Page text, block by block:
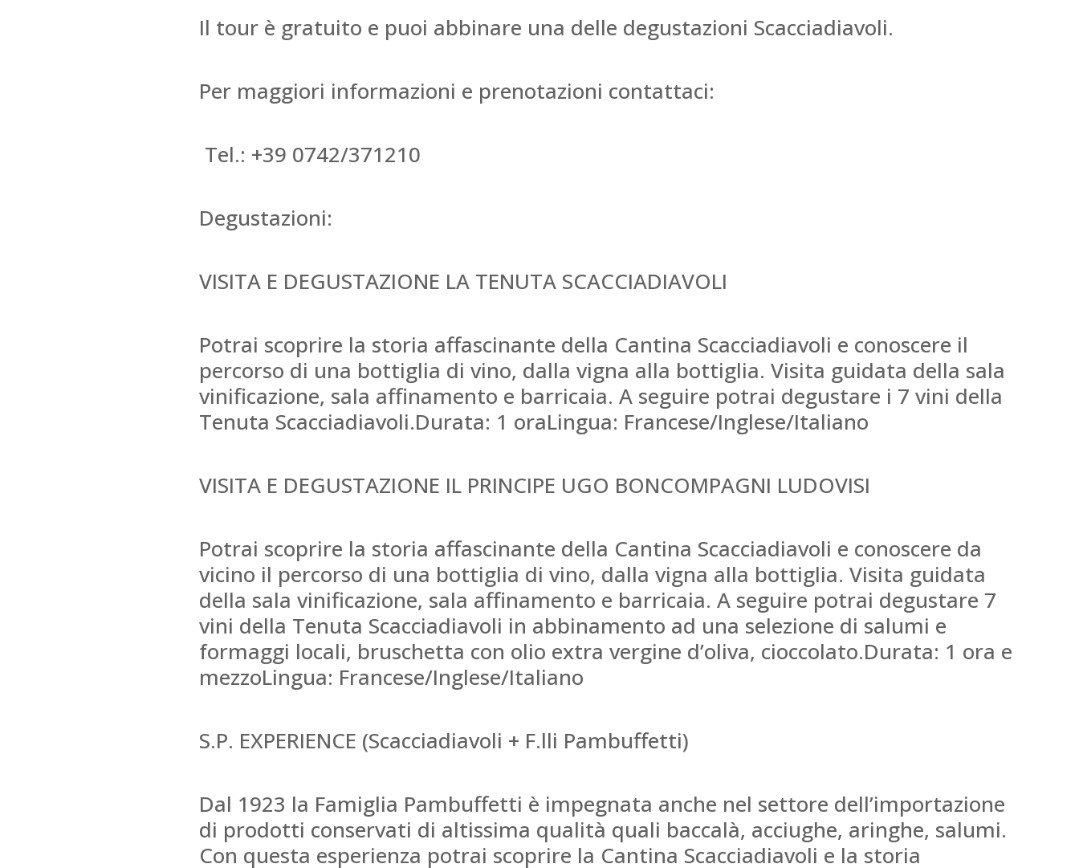
Il tour è gratuito e puoi abbinare una delle degustazioni Scacciadiavoli.
Per maggiori informazioni e prenotazioni contattaci:
Tel.: +39 0742/371210
Degustazioni:
VISITA E DEGUSTAZIONE LA TENUTA SCACCIADIAVOLI
Potrai scoprire la storia affascinante della Cantina Scacciadiavoli e conoscere il
percorso di una bottiglia di vino, dalla vigna alla bottiglia. Visita guidata della sala
vinificazione, sala affinamento e barricaia. A seguire potrai degustare i 7 vini della
Tenuta Scacciadiavoli.Durata: 1 oraLingua: Francese/Inglese/Italiano
VISITA E DEGUSTAZIONE IL PRINCIPE UGO BONCOMPAGNI LUDOVISI
Potrai scoprire la storia affascinante della Cantina Scacciadiavoli e conoscere da
vicino il percorso di una bottiglia di vino, dalla vigna alla bottiglia. Visita guidata
della sala vinificazione, sala affinamento e barricaia. A seguire potrai degustare 7
vini della Tenuta Scacciadiavoli in abbinamento ad una selezione di salumi e
formaggi locali, bruschetta con olio extra vergine d’oliva, cioccolato.Durata: 1 ora e
mezzoLingua: Francese/Inglese/Italiano
S.P. EXPERIENCE (Scacciadiavoli + F.lli Pambuffetti)
Dal 1923 la Famiglia Pambuffetti è impegnata anche nel settore dell’importazione
di prodotti conservati di altissima qualità quali baccalà, acciughe, aringhe, salumi.
Con questa esperienza potrai scoprire la Cantina Scacciadiavoli e la storia